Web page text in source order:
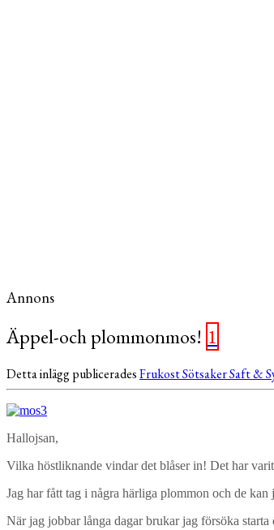
Annons
Äppel-och plommonmos! 1
Detta inlägg publiceradesFrukostSötsakerSaft &
Hallojsan,
Vilka höstliknande vindar det blåser in! Det har
Jag har fått tag i några härliga plommon och de
När jag jobbar långa dagar brukar jag försöka